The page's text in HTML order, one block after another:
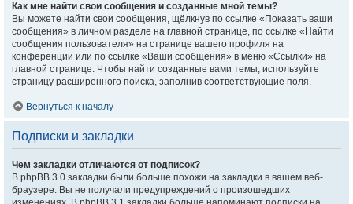
Как мне найти свои сообщения и созданные мной темы?
Вы можете найти свои сообщения, щёлкнув по ссылке «Показать ваши
сообщения» в личном разделе на главной странице, по ссылке «Найти
сообщения пользователя» на странице вашего профиля на
конференции или по ссылке «Ваши сообщения» в меню «Ссылки» на
главной странице. Чтобы найти созданные вами темы, используйте
страницу расширенного поиска, заполнив соответствующие поля.
Вернуться к началу
Подписки и закладки
Чем закладки отличаются от подписок?
В phpBB 3.0 закладки были больше похожи на закладки в вашем веб-
браузере. Вы не получали предупреждений о произошедших